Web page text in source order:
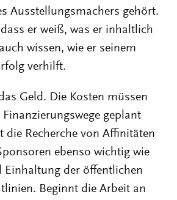
Ausstellungsmachers gehört.
er weiß, was er inhaltlich
wissen, wie er seinem
verhilft.
Geld. Die Kosten müssen
geplant
die Recherche von Affinitäten
ebenso wichtig wie
Einhaltung der öffentlichen
Beginnt die Arbeit an